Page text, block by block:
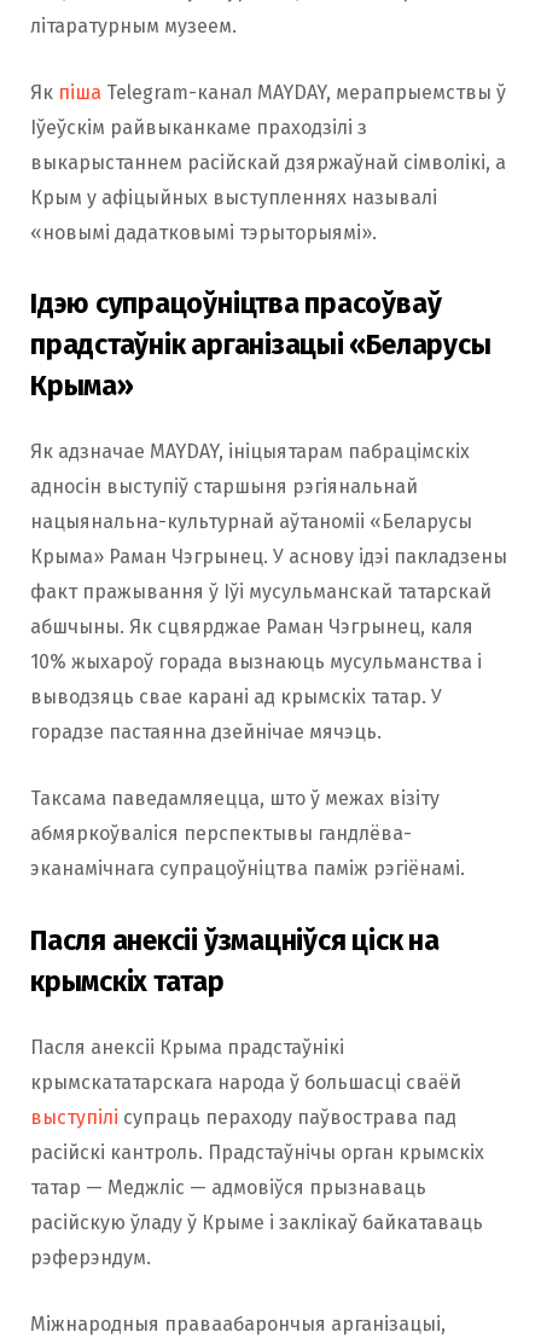
літаратурным музеем.
Як піша Telegram-канал MAYDAY, мерапрыемствы ў
Іўеўскім райвыканкаме праходзілі з
выкарыстаннем расійскай дзяржаўнай сімволікі, а
Крым у афіцыйных выступленнях называлі
«новымі дадатковымі тэрыторыямі».
Ідэю супрацоўніцтва прасоўваў
прадстаўнік арганізацыі «Беларусы
Крыма»
Як адзначае MAYDAY, ініцыятарам пабрацімскіх
адносін выступіў старшыня рэгіянальнай
нацыянальна-культурнай аўтаноміі «Беларусы
Крыма» Раман Чэгрынец. У аснову ідэі пакладзены
факт пражывання ў Іўі мусульманскай татарскай
абшчыны. Як сцвярджае Раман Чэгрынец, каля
10% жыхароў горада вызнаюць мусульманства і
выводзяць свае карані ад крымскіх татар. У
горадзе пастаянна дзейнічае мячэць.
Таксама паведамляецца, што ў межах візіту
абмяркоўваліся перспектывы гандлёва-
эканамічнага супрацоўніцтва паміж рэгіёнамі.
Пасля анексіі ўзмацніўся ціск на
крымскіх татар
Пасля анексіі Крыма прадстаўнікі
крымскататарскага народа ў большасці сваёй
выступілі супраць пераходу паўвострава пад
расійскі кантроль. Прадстаўнічы орган крымскіх
татар — Меджліс — адмовіўся прызнаваць
расійскую ўладу ў Крыме і заклікаў байкатаваць
рэферэндум.
Міжнародныя праваабарончыя арганізацыі,